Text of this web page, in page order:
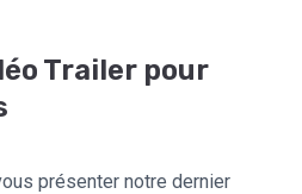
Trailer pour
présenter notre dernier